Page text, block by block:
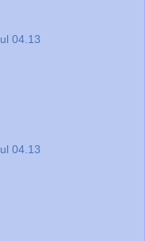
04.13
04.13